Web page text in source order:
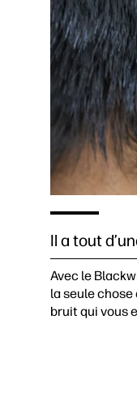
Il a tout
Avec le
la seule chose
bruit qui vous